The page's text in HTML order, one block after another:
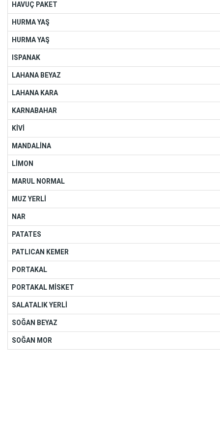
HAVUÇ PAKET
HURMA YAŞ
HURMA YAŞ
ISPANAK
LAHANA BEYAZ
LAHANA KARA
KARNABAHAR
KİVİ
MANDALİNA
LİMON
MARUL NORMAL
MUZ YERLİ
NAR
PATATES
PATLICAN KEMER
PORTAKAL
PORTAKAL MİSKET
SALATALIK YERLİ
SOĞAN BEYAZ
SOĞAN MOR